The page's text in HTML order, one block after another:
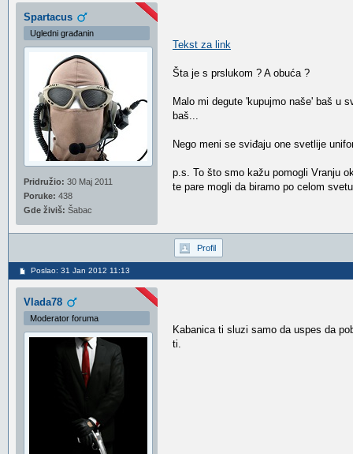
Spartacus
Ugledni građanin
Pridružio: 30 Maj 2011
Poruke: 438
Gde živiš: Šabac
Tekst za link
Šta je s prslukom ? A obuća ?
Malo mi degute 'kupujmo naše' baš u
baš...
Nego meni se sviđaju one svetlije
p.s. To što smo kažu pomogli Vranju
te pare mogli da biramo po celom
Profil
Poslao: 31 Jan 2012 11:13
Vlada78
Moderator foruma
Kabanica ti sluzi samo da uspes da
ti.